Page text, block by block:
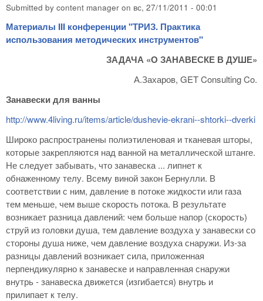
Submitted by content manager on вс, 27/11/2011 - 00:01
Материалы III конференции "ТРИЗ. Практика
использования методических инструментов"
ЗАДАЧА «О ЗАНАВЕСКЕ В ДУШЕ»
А.Захаров, GET Consulting Co.
Занавески для ванны
http://www.4living.ru/items/article/dushevie-ekrani--shtorki--dverki
Широко распространены полиэтиленовая и тканевая шторы,
которые закрепляются над ванной на металлической штанге.
Не следует забывать, что занавеска ... липнет к
обнаженному телу. Всему виной закон Бернулли. В
соответствии с ним, давление в потоке жидкости или газа
тем меньше, чем выше скорость потока. В результате
возникает разница давлений: чем больше напор (скорость)
струй из головки душа, тем давление воздуха у занавески со
стороны душа ниже, чем давление воздуха снаружи. Из-за
разницы давлений возникает сила, приложенная
перпендикулярно к занавеске и направленная снаружи
внутрь - занавеска движется (изгибается) внутрь и
прилипает к телу.